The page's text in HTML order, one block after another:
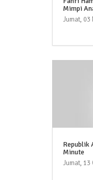
Mimpi
Jumat, 03
Republik
Minute
Jumat, 13